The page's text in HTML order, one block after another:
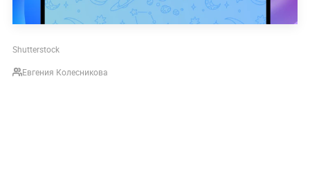
Shutterstock
Евгения Колесникова